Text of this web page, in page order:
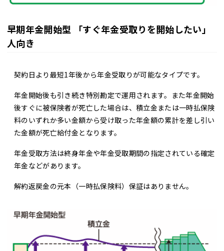
早期年金開始型 「すぐ年金受取りを開始したい」
人向き
契約日より最短1年後から年金受取りが可能なタイプです。
年金開始後も引き続き特別勘定で運用されます。また年金開始
後すぐに被保険者が死亡した場合は、積立金または一時払保険
料のいずれか多い金額から受け取った年金額の累計を差し引い
た金額が死亡給付金となります。
年金受取方法は終身年金や年金受取期間の指定されている確定
年金などがあります。
解約返戻金の元本（一時払保険料）保証はありません。